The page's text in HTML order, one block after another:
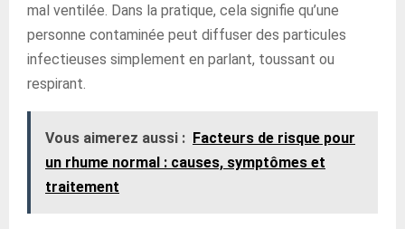
mal ventilée. Dans la pratique, cela signifie qu’une
personne contaminée peut diffuser des particules
infectieuses simplement en parlant, toussant ou
respirant.
Vous aimerez aussi : Facteurs de risque pour
un rhume normal : causes, symptômes et
traitement